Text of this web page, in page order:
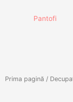
Pantofi
Prima pagină /